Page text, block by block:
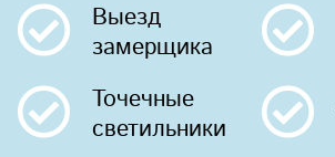
Выезд
замерщика
Точечные
светильники